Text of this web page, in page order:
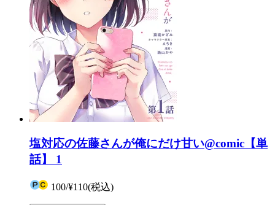
塩対応の佐藤さんが俺にだけ甘い@comic【単
話】 1
100/¥110(税込)